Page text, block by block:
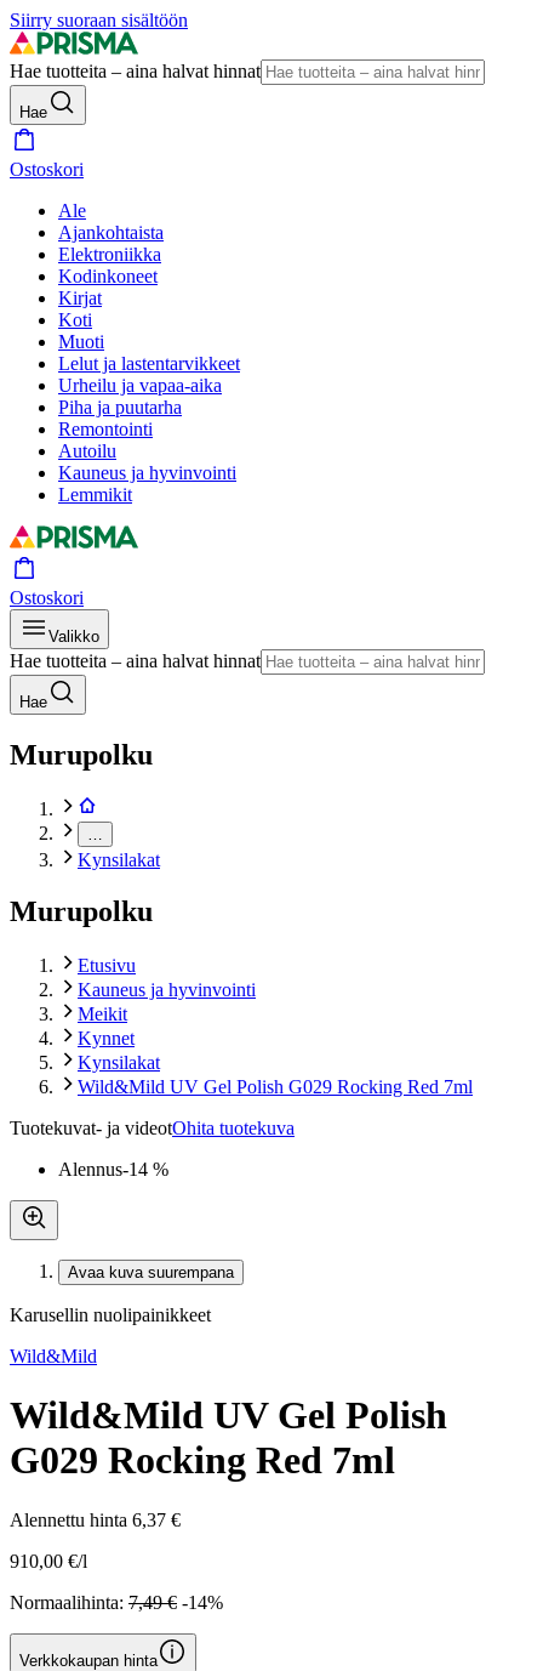
Siirry suoraan sisältöön
Hae tuotteita – aina halvat hinnat
Hae
Ostoskori
Ale
Ajankohtaista
Elektroniikka
Kodinkoneet
Kirjat
Koti
Muoti
Lelut ja lastentarvikkeet
Urheilu ja vapaa-aika
Piha ja puutarha
Remontointi
Autoilu
Kauneus ja hyvinvointi
Lemmikit
Ostoskori
Valikko
Hae tuotteita – aina halvat hinnat
Hae
Murupolku
Kynsilakat
Murupolku
Etusivu
Kauneus ja hyvinvointi
Meikit
Kynnet
Kynsilakat
Wild&Mild UV Gel Polish G029 Rocking Red 7ml
Tuotekuvat- ja videotOhita tuotekuva
Alennus-14 %
Avaa kuva suurempana
Karusellin nuolipainikkeet
Wild&Mild
Wild&Mild UV Gel Polish
G029 Rocking Red 7ml
Alennettu hinta 6,37 €
910,00 €/l
Normaalihinta: 7,49 € -14%
Verkkokaupan hinta